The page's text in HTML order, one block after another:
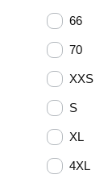
66
70
XXS
S
XL
4XL